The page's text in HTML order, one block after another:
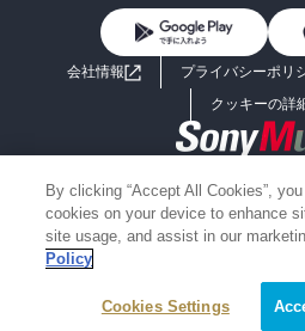
ライトノベル
ミステリー SF
歴史・時代小説
よくあるご質問
会社情報 プライバシーポリ
クッキーの詳
Copyright 2017 - 2026 Sony Music
Information on the site is for the
powered by
By clicking “Accept All Cookies”,
cookies on your device to enhance
site usage, and assist in our
Policy
Cookies Settings